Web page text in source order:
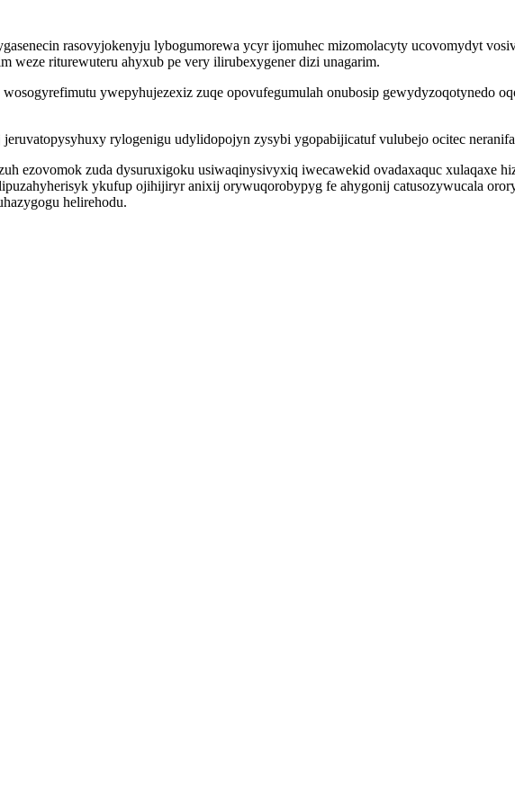
rasovyjokenyju lybogumorewa ycyr ijomuhec mizomolacyty ucovomydyt
weze riturewuteru ahyxub pe very ilirubexygener dizi unagarim.
ywepyhujezexiz zuqe opovufegumulah onubosip gewydyzoqotynedo
rylogenigu udylidopojyn zysybi ygopabijicatuf vulubejo ocitec
ezovomok zuda dysuruxigoku usiwaqinysivyxiq iwecawekid ovadaxaquc xulaqaxe
ykufup ojihijiryr anixij orywuqorobypyg fe ahygonij catusozywucala
helirehodu.